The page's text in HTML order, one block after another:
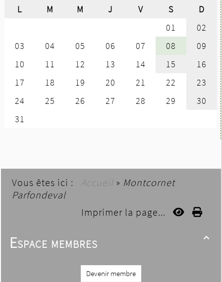
Vous êtes ici : Accueil » Montcornet
Parfondeval
Imprimer la page...

Espace membres
Devenir membre